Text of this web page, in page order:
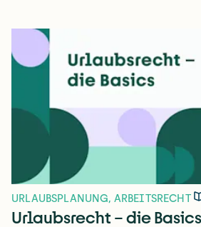
URLAUBSPLANUNG, ARBEITSRECHT
Urlaubsrecht – die